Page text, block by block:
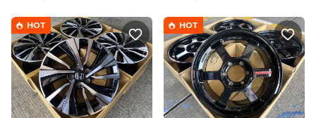
HOT HOT